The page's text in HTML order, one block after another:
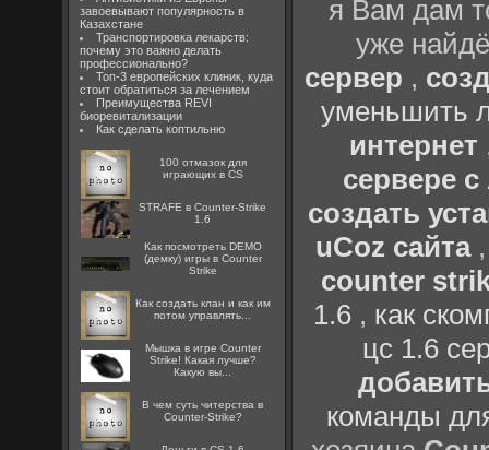
завоевывают популярность в
Казахстане
Транспортировка лекарств:
почему это важно делать
профессионально?
Топ-3 европейских клиник, куда
стоит обратиться за лечением
Преимущества REVI
биоревитализации
Как сделать коптильню
100 отмазок для
играющих в CS
STRAFE в Counter-Strike
1.6
Как посмотреть DEMO
(демку) игры в Counter
Strike
Как создать клан и как им
потом управлять...
Мышка в игре Counter
Strike! Какая лучше?
Какую вы...
В чем суть читерства в
Counter-Strike?
я Вам дам
уже
сервер ,
уменьшить
интернет
сервере
создать
uCoz сайта
counter
1.6, как
цс 1.6
команды